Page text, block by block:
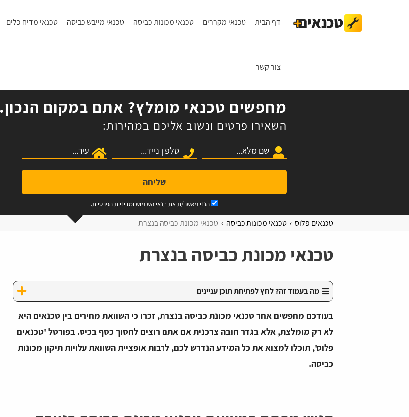
דף הבית טכנאי מקררים טכנאי מכונות כביסה טכנאי מייבש כביסה טכנאי מדיח כלים
צור קשר
מחפשים טכנאי מומלץ? אתם במקום הנכון.
השאירו פרטים ונשוב אליכם במהירות:
שליחה
הנני מאשר/ת את תנאי השימוש ומדיניות הפרטיות.
טכנאים פלוס טכנאי מכונות כביסה טכנאי מכונת כביסה בנצרת
טכנאי מכונת כביסה בנצרת
מה בעמוד זה? לחץ לפתיחת תוכן עניינים
בעודכם מחפשים אחר טכנאי מכונת כביסה בנצרת, זכרו כי השוואת מחירים בין טכנאים היא
לא רק מומלצת, אלא בגדר חובה צרכנית אם אתם רוצים לחסוך כסף בכיס. בפורטל 'טכנאים
פלוס', תוכלו למצוא את כל המידע הנדרש לכם, לרבות אופציית השוואת עלויות תיקון מכונות
כביסה.